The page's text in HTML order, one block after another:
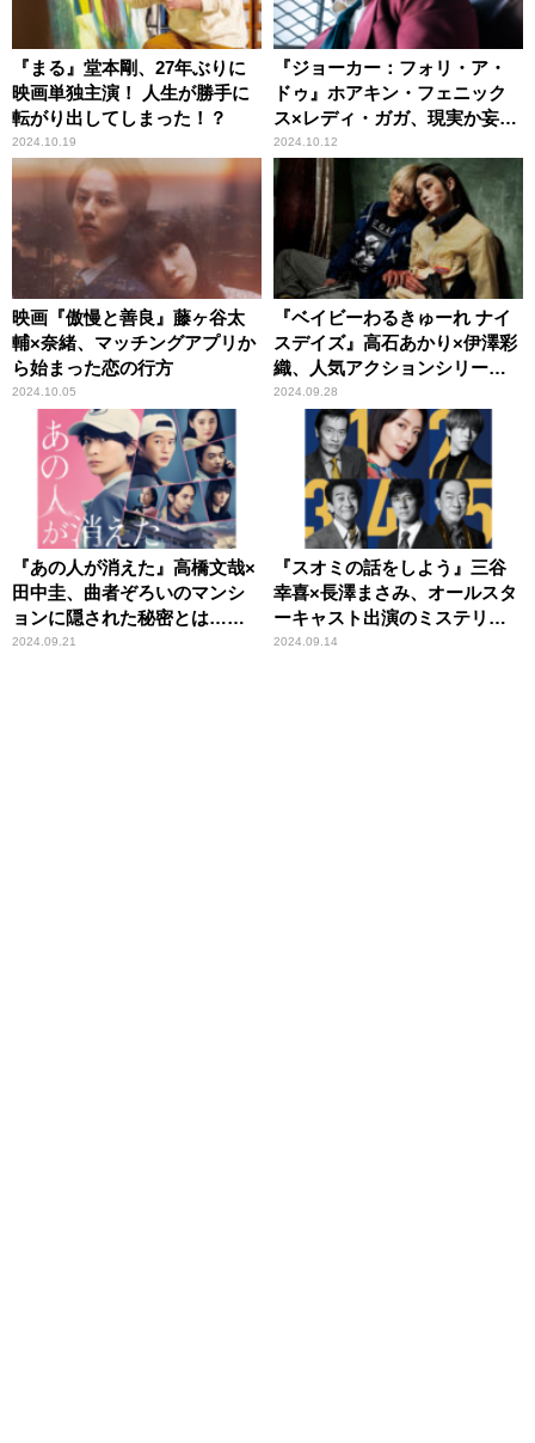
『まる』堂本剛、27年ぶりに
映画単独主演！ 人生が勝手に
転がり出してしまった！？
2024.10.19
『ジョーカー：フォリ・ア・
ドゥ』ホアキン・フェニック
ス×レディ・ガガ、現実か妄想
か。観客の予測を超える衝撃
作が誕生
2024.10.12
映画『傲慢と善良』藤ヶ谷太
輔×奈緒、マッチングアプリか
ら始まった恋の行方
2024.10.05
『ベイビーわるきゅーれ ナイ
スデイズ』高石あかり×伊澤彩
織、人気アクションシリーズ
待望の最新作
2024.09.28
『あの人が消えた』高橋文哉×
田中圭、曲者ぞろいのマンシ
ョンに隠された秘密とは……
2024.09.21
『スオミの話をしよう』三谷
幸喜×長澤まさみ、オールスタ
ーキャスト出演のミステリ
ー・コメディ
2024.09.14